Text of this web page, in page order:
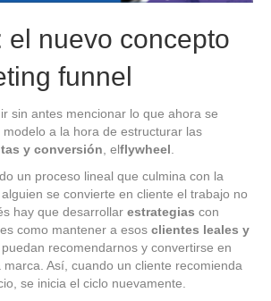
el nuevo concepto
funnel
sin antes mencionar lo que ahora se
a la hora de estructurar las
y conversión , elflywheel
un proceso lineal que culmina con la
se convierte en cliente el trabajo no
hay que desarrollar estrategias con
como mantener a esos clientes leales y
puedan recomendarnos y convertirse en
marca. Así, cuando un cliente recomienda
se inicia el ciclo nuevamente.